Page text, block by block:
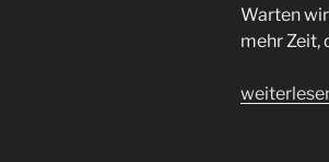
Warten
mehr Zeit,
„#FCSP